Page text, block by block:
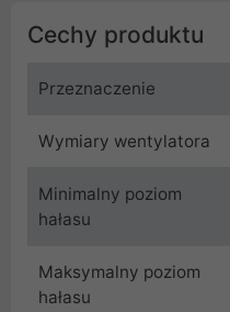
Cechy produktu
Przeznaczenie
Wymiary wentylatora
Minimalny poziom
hałasu
Maksymalny poziom
hałasu